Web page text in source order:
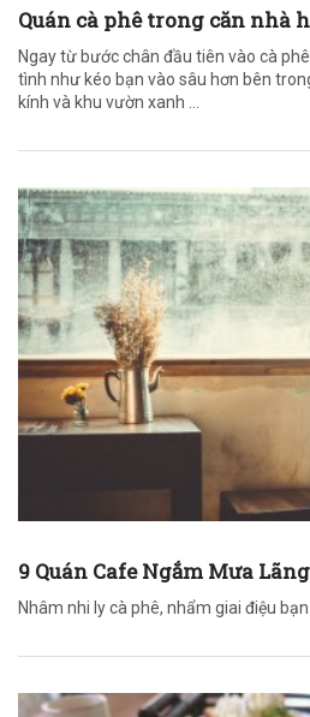
Quán cà phê trong căn nhà
Ngay từ bước chân đầu tiên vào cà
tình như kéo bạn vào sâu hơn bên
kính và khu vườn xanh ...
9 Quán Cafe Ngắm Mưa
Nhâm nhi ly cà phê, nhẩm giai điệu